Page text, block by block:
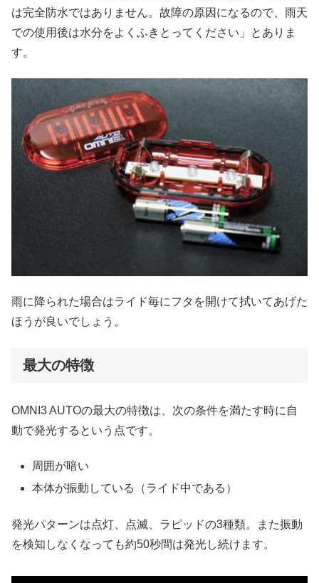
は完全防水ではありません。故障の原因になるので、雨天
での使用後は水分をよくふきとってください」とありま
す。
雨に降られた場合はライド毎にフタを開けて拭いてあげた
ほうが良いでしょう。
最大の特徴
OMNI3 AUTOの最大の特徴は、次の条件を満たす時に自
動で発光するという点です。
周囲が暗い
本体が振動している（ライド中である）
発光パターンは点灯、点滅、ラピッドの3種類。また振動
を検知しなくなっても約50秒間は発光し続けます。